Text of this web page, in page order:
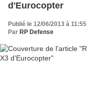
d'Eurocopter
Publié le 12/06/2013 à 11:55
Par RP Defense